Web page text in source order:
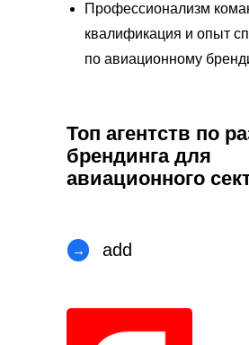
Профессионализм
квалификация и опыт
по авиационному
Топ агентств по
брендинга для
авиационного
→ add